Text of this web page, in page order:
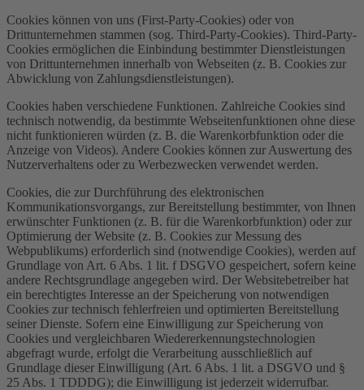
Cookies können von uns (First-Party-Cookies) oder von
Drittunternehmen stammen (sog. Third-Party-Cookies). Third-Party-
Cookies ermöglichen die Einbindung bestimmter Dienstleistungen
von Drittunternehmen innerhalb von Webseiten (z. B. Cookies zur
Abwicklung von Zahlungsdienstleistungen).
Cookies haben verschiedene Funktionen. Zahlreiche Cookies sind
technisch notwendig, da bestimmte Webseitenfunktionen ohne diese
nicht funktionieren würden (z. B. die Warenkorbfunktion oder die
Anzeige von Videos). Andere Cookies können zur Auswertung des
Nutzerverhaltens oder zu Werbezwecken verwendet werden.
Cookies, die zur Durchführung des elektronischen
Kommunikationsvorgangs, zur Bereitstellung bestimmter, von Ihnen
erwünschter Funktionen (z. B. für die Warenkorbfunktion) oder zur
Optimierung der Website (z. B. Cookies zur Messung des
Webpublikums) erforderlich sind (notwendige Cookies), werden auf
Grundlage von Art. 6 Abs. 1 lit. f DSGVO gespeichert, sofern keine
andere Rechtsgrundlage angegeben wird. Der Websitebetreiber hat
ein berechtigtes Interesse an der Speicherung von notwendigen
Cookies zur technisch fehlerfreien und optimierten Bereitstellung
seiner Dienste. Sofern eine Einwilligung zur Speicherung von
Cookies und vergleichbaren Wiedererkennungstechnologien
abgefragt wurde, erfolgt die Verarbeitung ausschließlich auf
Grundlage dieser Einwilligung (Art. 6 Abs. 1 lit. a DSGVO und §
25 Abs. 1 TDDDG); die Einwilligung ist jederzeit widerrufbar.